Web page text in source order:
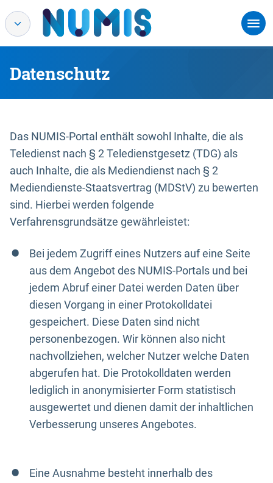
Datenschutz
Das NUMIS-Portal enthält sowohl Inhalte, die als
Teledienst nach § 2 Teledienstgesetz (TDG) als
auch Inhalte, die als Mediendienst nach § 2
Mediendienste-Staatsvertrag (MDStV) zu bewerten
sind. Hierbei werden folgende
Verfahrensgrundsätze gewährleistet:
Bei jedem Zugriff eines Nutzers auf eine Seite
aus dem Angebot des NUMIS-Portals und bei
jedem Abruf einer Datei werden Daten über
diesen Vorgang in einer Protokolldatei
gespeichert. Diese Daten sind nicht
personenbezogen. Wir können also nicht
nachvollziehen, welcher Nutzer welche Daten
abgerufen hat. Die Protokolldaten werden
lediglich in anonymisierter Form statistisch
ausgewertet und dienen damit der inhaltlichen
Verbesserung unseres Angebotes.
Eine Ausnahme besteht innerhalb des